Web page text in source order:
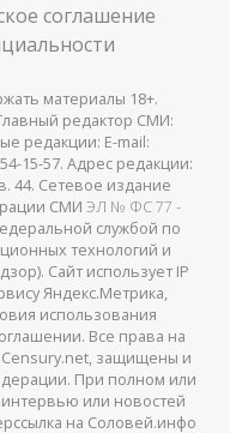
соглашение
материалы 18+.
редактор СМИ:
редакции: E-mail:
15-57. Адрес редакции:
44. Сетевое издание
СМИ ЭЛ № ФС 77 -
службой по
технологий и
Сайт использует IP
Яндекс.Метрика,
использования
Все права на
защищены и
При полном или
или новостей
на Соловей.инфо